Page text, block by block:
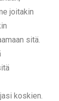
joitakin
sitä.
koskien.